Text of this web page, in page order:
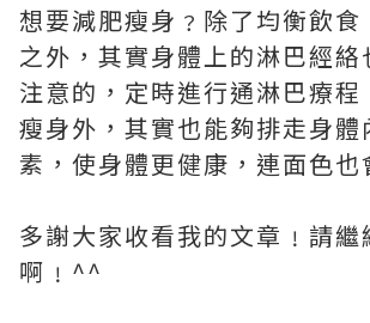
想要減肥瘦身﹖除了均衡飲食
之外，其實身體上的淋巴經絡
注意的，定時進行通淋巴療程
瘦身外，其實也能夠排走身體
素，使身體更健康，連面色也
多謝大家收看我的文章﹗請繼
啊﹗^^